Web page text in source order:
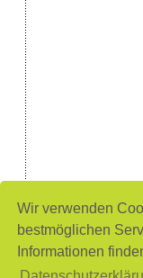
Wir verwenden
bestmöglichen
Informationen